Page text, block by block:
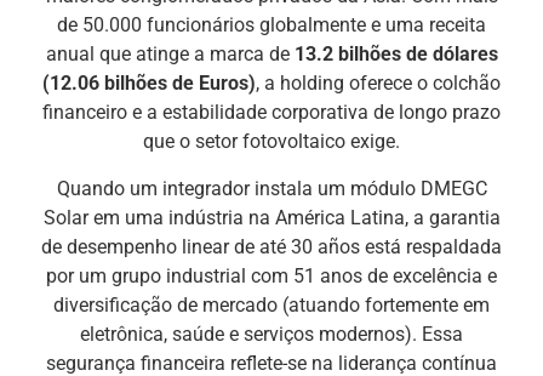
de 50.000 funcionários globalmente e uma receita
anual que atinge a marca de 13.2 bilhões de dólares
(12.06 bilhões de Euros), a holding oferece o colchão
financeiro e a estabilidade corporativa de longo prazo
que o setor fotovoltaico exige.
Quando um integrador instala um módulo DMEGC
Solar em uma indústria na América Latina, a garantia
de desempenho linear de até 30 años está respaldada
por um grupo industrial com 51 anos de excelência e
diversificação de mercado (atuando fortemente em
eletrônica, saúde e serviços modernos). Essa
segurança financeira reflete-se na liderança contínua